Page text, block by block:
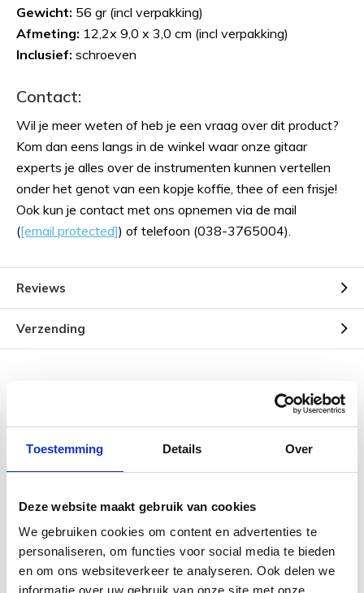
Toestemming Details Over
Deze website maakt gebruik van cookies
We gebruiken cookies om content en advertenties te
personaliseren, om functies voor social media te bieden
en om ons websiteverkeer te analyseren. Ook delen we
informatie over uw gebruik van onze site met onze
Gewicht: 56 gr (incl verpakking)
Afmeting: 12,2x 9,0 x 3,0 cm (incl verpakking)
Inclusief: schroeven
Contact:
Wil je meer weten of heb je een vraag over dit product?
Kom dan eens langs in de winkel waar onze gitaar
experts je alles over de instrumenten kunnen vertellen
onder het genot van een kopje koffie, thee of een frisje!
Ook kun je contact met ons opnemen via de mail
([email protected]) of telefoon (038-3765004).
Reviews
Verzending
Boston Straplocks BSL-
20-BK | Black
Boston Straplocks BSL-
20-CH | Chroom